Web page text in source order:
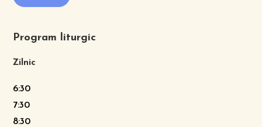
Program liturgic
Zilnic
6:30
7:30
8:30